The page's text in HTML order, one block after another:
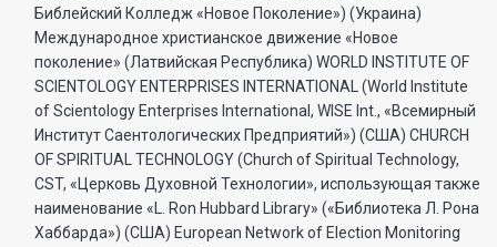
Библейский Колледж «Новое Поколение») (Украина)
Международное христианское движение «Новое
поколение» (Латвийская Республика) WORLD INSTITUTE OF
SCIENTOLOGY ENTERPRISES INTERNATIONAL (World Institute
of Scientology Enterprises International, WISE Int., «Всемирный
Институт Саентологических Предприятий») (США) CHURCH
OF SPIRITUAL TECHNOLOGY (Church of Spiritual Technology,
CST, «Церковь Духовной Технологии», использующая также
наименование «L. Ron Hubbard Library» («Библиотека Л. Рона
Хаббарда») (США) European Network of Election Monitoring